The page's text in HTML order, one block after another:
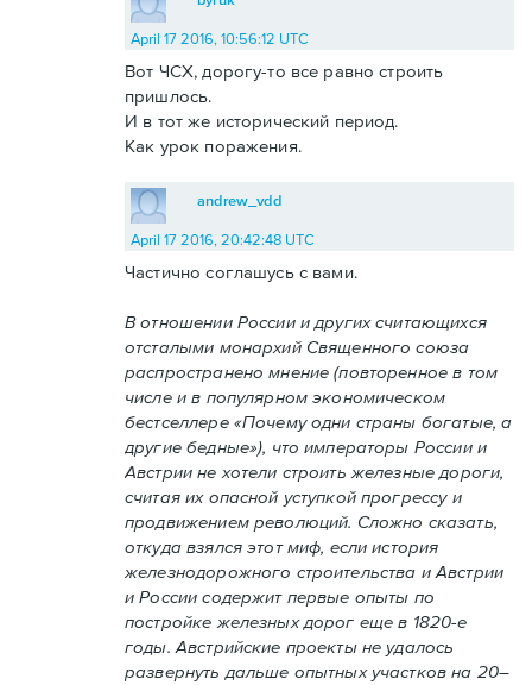
April 17 2016, 10:56:12 UTC
Вот ЧСХ, дорогу-то все равно строить
пришлось.
И в тот же исторический период.
Как урок поражения.
andrew_vdd
April 17 2016, 20:42:48 UTC
Частично соглашусь с вами.
В отношении России и других считающихся
отсталыми монархий Священного союза
распространено мнение (повторенное в том
числе и в популярном экономическом
бестселлере «Почему одни страны богатые, а
другие бедные»), что императоры России и
Австрии не хотели строить железные дороги,
считая их опасной уступкой прогрессу и
продвижением революций. Сложно сказать,
откуда взялся этот миф, если история
железнодорожного строительства и Австрии
и России содержит первые опыты по
постройке железных дорог еще в 1820-е
годы. Австрийские проекты не удалось
развернуть дальше опытных участков на 20–